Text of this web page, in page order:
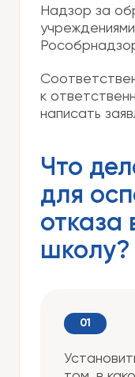
Надзор за
к
написать
Что
для
отказа
школу?